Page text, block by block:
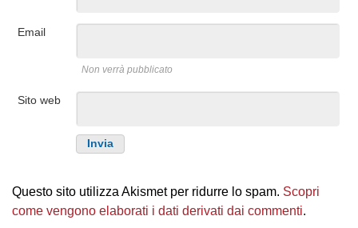
Email
Non verrà pubblicato
Sito web
Questo sito utilizza Akismet per ridurre lo spam. Scopri
come vengono elaborati i dati derivati dai commenti.